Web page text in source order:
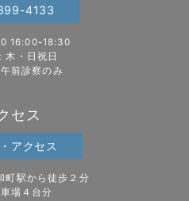
4133
16:00-18:30
木・日祝日
前診察のみ
セス
アクセス
町駅から徒歩２分
場４台分